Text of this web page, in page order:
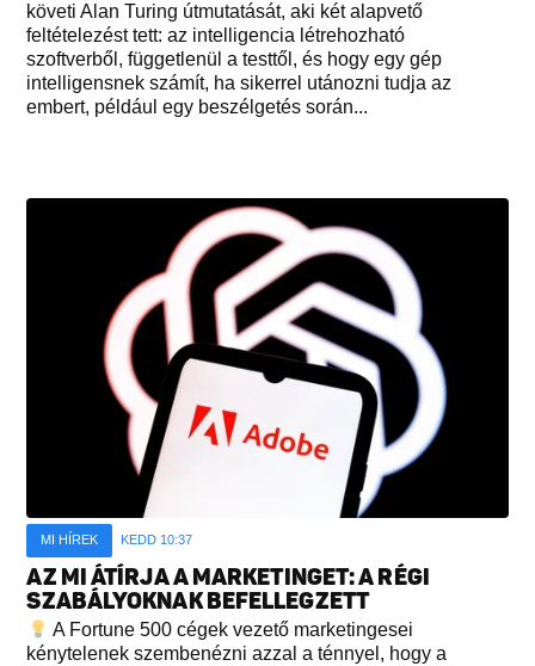
követi Alan Turing útmutatását, aki két alapvető
feltételezést tett: az intelligencia létrehozható
szoftverből, függetlenül a testtől, és hogy egy gép
intelligensnek számít, ha sikerrel utánozni tudja az
embert, például egy beszélgetés során...
MI HÍREK KEDD 10:37
AZ MI ÁTÍRJA A MARKETINGET: A RÉGI
SZABÁLYOKNAK BEFELLEGZETT
A Fortune 500 cégek vezető marketingesei
kénytelenek szembenézni azzal a ténnyel, hogy a